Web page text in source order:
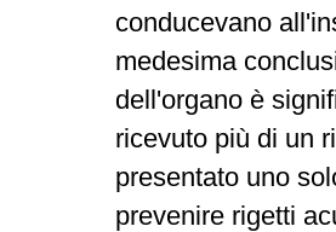
conducevano
medesima
dell'organo è
ricevuto più di un
presentato uno
prevenire rigetti